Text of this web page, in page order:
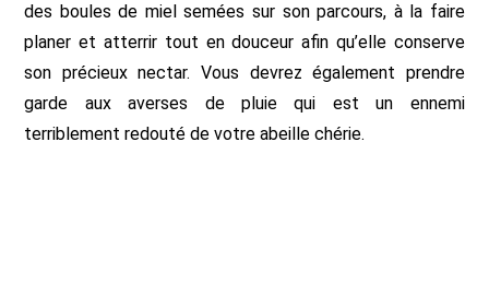
des boules de miel semées sur son parcours, à la faire
planer et atterrir tout en douceur afin qu’elle conserve
son précieux nectar. Vous devrez également prendre
garde aux averses de pluie qui est un ennemi
terriblement redouté de votre abeille chérie.